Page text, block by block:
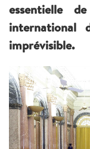
essentielle
international
imprévisible.